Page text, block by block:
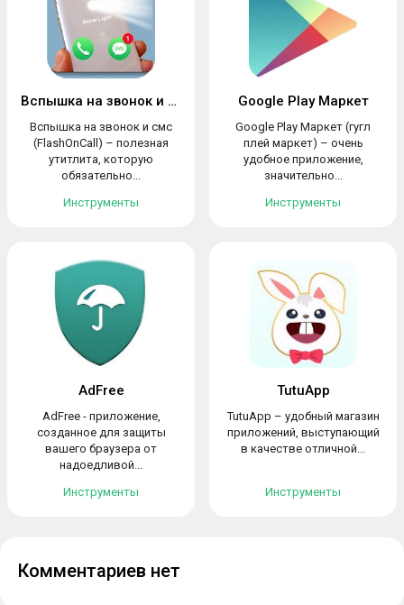
Вспышка на звонок и смс
Вспышка на звонок и смс
(FlashOnCall) – полезная
утитлита, которую
обязательно...
Инструменты
Google Play Маркет
Google Play Маркет (гугл
плей маркет) – очень
удобное приложение,
значительно...
Инструменты
AdFree
AdFree - приложение,
созданное для защиты
вашего браузера от
надоедливой...
Инструменты
TutuApp
TutuApp – удобный магазин
приложений, выступающий
в качестве отличной...
Инструменты
Комментариев нет